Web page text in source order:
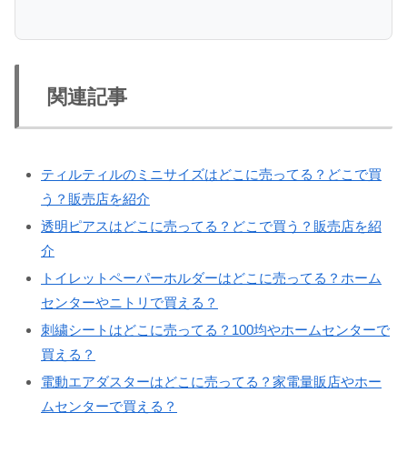
関連記事
ティルティルのミニサイズはどこに売ってる？どこで買
う？販売店を紹介
透明ピアスはどこに売ってる？どこで買う？販売店を紹
介
トイレットペーパーホルダーはどこに売ってる？ホーム
センターやニトリで買える？
刺繍シートはどこに売ってる？100均やホームセンターで
買える？
電動エアダスターはどこに売ってる？家電量販店やホー
ムセンターで買える？